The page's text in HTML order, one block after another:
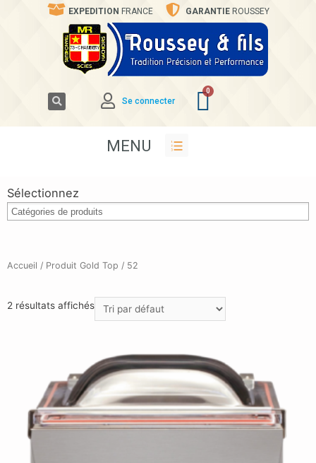
EXPEDITION FRANCE GARANTIE ROUSSEY
Se connecter
MENU
Sélectionnez
Accueil / Produit Gold Top / 52
2 résultats affichés